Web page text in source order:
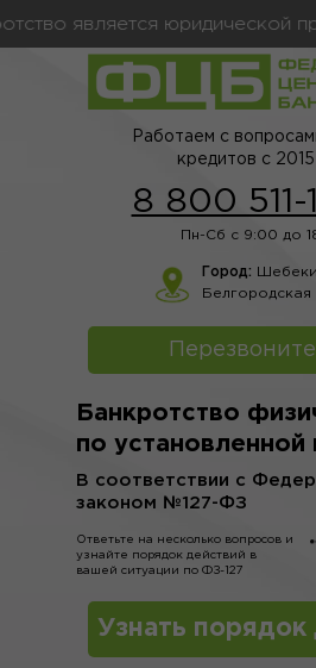
является юридической
В соответствии с
законом №127-ФЗ
Банкротство
по установленной
Узнать порядок
Ответьте на несколько вопросов и
узнайте порядок действий в
вашей ситуации по ФЗ-127
8 800 511-
Пн-Сб с 9:00 до
Город:
Белгородская
Работаем с
кредитов с 2015